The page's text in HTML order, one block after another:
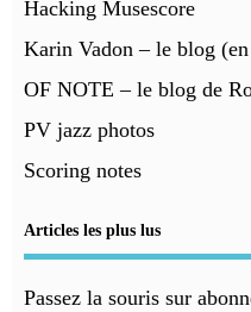
Hacking Musescore
Karin Vadon – le blog
OF NOTE – le blog de
PV jazz photos
Scoring notes
Articles les plus lus
Passez la souris sur